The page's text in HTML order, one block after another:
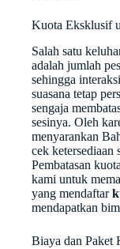
Kuota Eksklusif
Salah satu
adalah jumlah
sehingga
suasana tetap
sengaja
sesinya. Oleh
menyarankan
cek ketersediaan
Pembatasan
kami untuk
yang mendaftar
mendapatkan
Biaya dan Paket